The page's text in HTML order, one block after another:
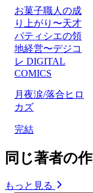
お菓子職人の成
り上がり〜天才
パティシエの領
地経営〜デジコ
レ DIGITAL
COMICS
月夜涙/落合ヒロ
カズ
完結
同じ著者の
もっと見る